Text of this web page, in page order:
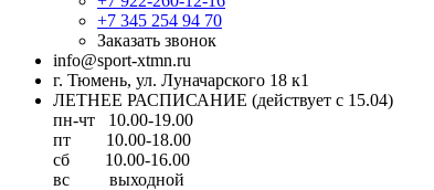
+7 345 254 94 70
Заказать звонок
info@sport-xtmn.ru
г. Тюмень, ул. Луначарского 18 к1
ЛЕТНЕЕ РАСПИСАНИЕ (действует с 15.04)
пн-чт 10.00-19.00
пт 10.00-18.00
сб 10.00-16.00
вс выходной